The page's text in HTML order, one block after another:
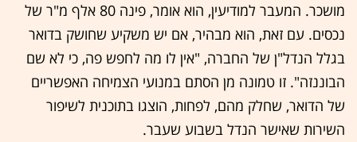
מושכר. המעבר למודיעין, הוא אומר, פינה 80 אלף מ"ר של
נכסים. עם זאת, הוא מבהיר, אם יש משקיע שחושק בדואר
בגלל הנדל"ן של החברה, "אין לו מה לחפש פה, כי לא שם
הבוננזה". זו טמונה מן הסתם במנועי הצמיחה האפשריים
של הדואר, שחלק מהם, לפחות, הוצגו בתוכנית לשיפור
השירות שאישר הנדל בשבוע שעבר.